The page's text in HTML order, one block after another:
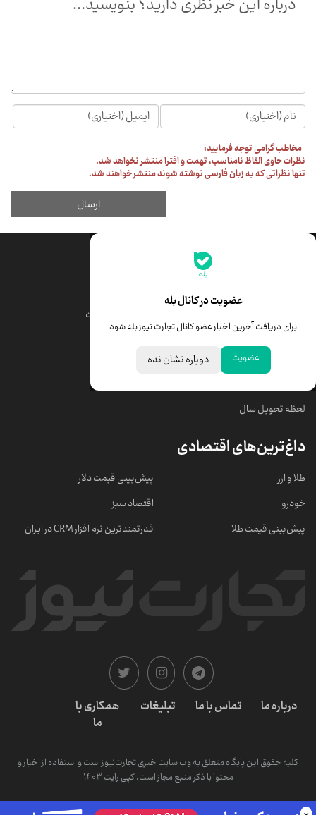
عضویت در کانال بله
برای دریافت آخرین اخبار عضو کانال تجارت نیوز بله شود
عضویت دوباره نشان نده
جدیدترین قیمت‌ها
قیمت درهم امارات
خبرهای مهم
لحظه تحویل سال
داغ‌ترین‌های اقتصادی
طلا و ارز
خودرو
پیش‌بینی قیمت طلا
پیش‌بینی قیمت دلار
اقتصاد سبز
قدرتمندترین نرم‌ افزار CRM در ایران
درباره ما تماس با ما تبلیغات
همکاری با
ما
کلیه حقوق این پایگاه متعلق به وب سایت خبری تجارت‌نیوز است و استفاده از اخبار و
محتوا با ذکر منبع مجاز است. کپی رایت 1403